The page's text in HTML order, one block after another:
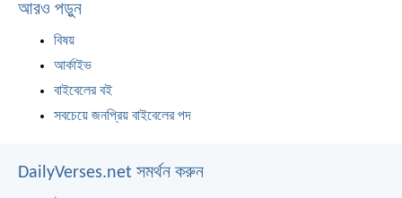
আরও পড়ুন
বিষয়
আর্কাইভ
বাইবেলের বই
সবচেয়ে জনপ্রিয় বাইবেলের পদ
DailyVerses.net সমর্থন করুন